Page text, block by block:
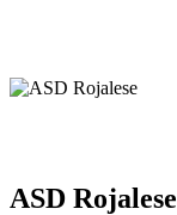
ASD Rojalese